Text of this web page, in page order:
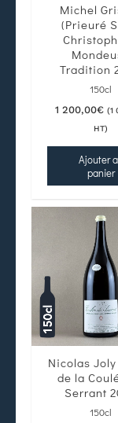
Michel
(Prieuré
Tradition
150cl
1 200,00€ (1
HT)
Ajouter
panier
Nicolas
de la
Serrant
150cl